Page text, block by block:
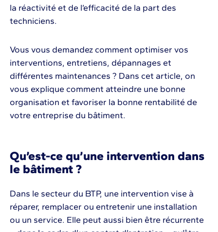
la réactivité et de l’efficacité de la part des
techniciens.
Vous vous demandez comment optimiser vos
interventions, entretiens, dépannages et
différentes maintenances ? Dans cet article, on
vous explique comment atteindre une bonne
organisation et favoriser la bonne rentabilité de
votre entreprise du bâtiment.
Qu’est-ce qu’une intervention dans
le bâtiment ?
Dans le secteur du BTP, une intervention vise à
réparer, remplacer ou entretenir une installation
ou un service. Elle peut aussi bien être récurrente